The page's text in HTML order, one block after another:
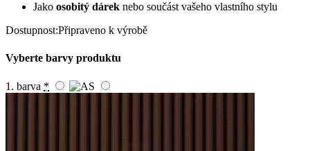
Jako osobitý dárek nebo součást vašeho vlastního stylu
Dostupnost:Připraveno k výrobě
Vyberte barvy produktu
1. barva *